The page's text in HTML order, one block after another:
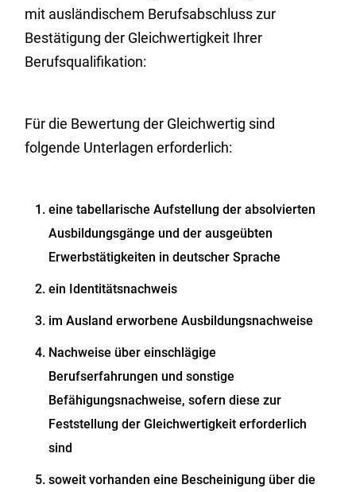
mit ausländischem Berufsabschluss zur
Bestätigung der Gleichwertigkeit Ihrer
Berufsqualifikation:
Für die Bewertung der Gleichwertig sind
folgende Unterlagen erforderlich:
eine tabellarische Aufstellung der absolvierten
Ausbildungsgänge und der ausgeübten
Erwerbstätigkeiten in deutscher Sprache
ein Identitätsnachweis
im Ausland erworbene Ausbildungsnachweise
Nachweise über einschlägige
Berufserfahrungen und sonstige
Befähigungsnachweise, sofern diese zur
Feststellung der Gleichwertigkeit erforderlich
sind
soweit vorhanden eine Bescheinigung über die